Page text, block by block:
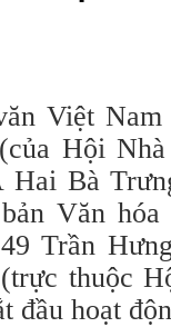
Việt Nam
Hội
Hai Bà
Văn
Trần
thuộc
đầu hoạt